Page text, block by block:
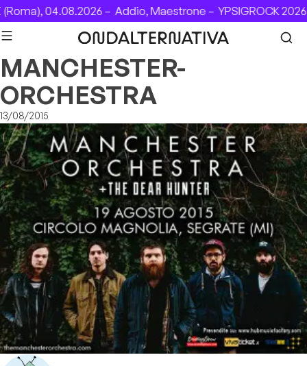
Skip to content
(Roma), 04.08.2026 –Addio, Maestrone –YPSIGROCK
MANCHESTER-
ORCHESTRA
13/08/2015